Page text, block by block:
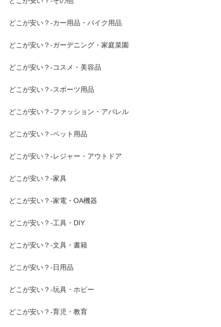
どこが安い？-カー用品・バイク用品
どこが安い？-ガーデニング・家庭菜園
どこが安い？-コスメ・美容品
どこが安い？-スポーツ用品
どこが安い？-ファッション・アパレル
どこが安い？-ペット用品
どこが安い？-レジャー・アウトドア
どこが安い？-家具
どこが安い？-家電・OA機器
どこが安い？-工具・DIY
どこが安い？-文具・書籍
どこが安い？-日用品
どこが安い？-玩具・ホビー
どこが安い？-育児・教育